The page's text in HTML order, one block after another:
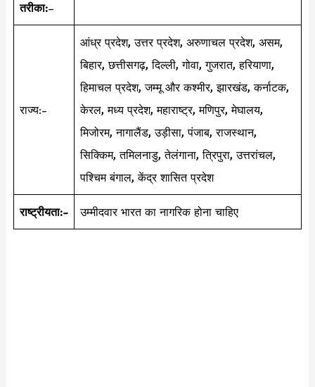
तरीका:–
राज्य:-
आंध्र प्रदेश, उत्तर प्रदेश, अरुणाचल प्रदेश, असम,
बिहार, छत्तीसगढ़, दिल्ली, गोवा, गुजरात, हरियाणा,
हिमाचल प्रदेश, जम्मू और कश्मीर, झारखंड, कर्नाटक,
केरल, मध्य प्रदेश, महाराष्ट्र, मणिपुर, मेघालय,
मिजोरम, नागालैंड, उड़ीसा, पंजाब, राजस्थान,
सिक्किम, तमिलनाडु, तेलंगाना, त्रिपुरा, उत्तरांचल,
पश्चिम बंगाल, केंद्र शासित प्रदेश
राष्ट्रीयता:- उम्मीदवार भारत का नागरिक होना चाहिए